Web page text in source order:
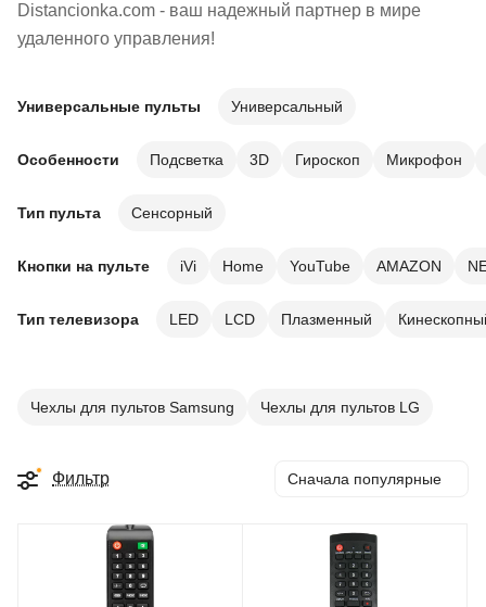
Distancionka.com - ваш надежный партнер в мире
удаленного управления!
Универсальные пульты Универсальный
Особенности Подсветка 3D Гироскоп Микрофон
Тип пульта Сенсорный
Кнопки на пульте iVi Home YouTube AMAZON
Тип телевизора LED LCD Плазменный
Чехлы для пультов Samsung Чехлы для пультов LG
Фильтр Сначала популярные